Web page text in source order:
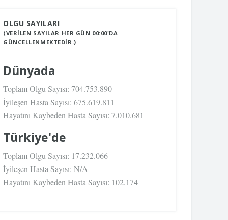
OLGU SAYILARI
(VERILEN SAYILAR HER GÜN 00:00'DA
GÜNCELLENMEKTEDIR.)
Dünyada
Toplam Olgu Sayısı: 704.753.890
İyileşen Hasta Sayısı: 675.619.811
Hayatını Kaybeden Hasta Sayısı: 7.010.681
Türkiye'de
Toplam Olgu Sayısı: 17.232.066
İyileşen Hasta Sayısı: N/A
Hayatını Kaybeden Hasta Sayısı: 102.174